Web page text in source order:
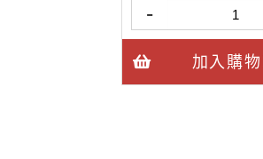
-
加入購